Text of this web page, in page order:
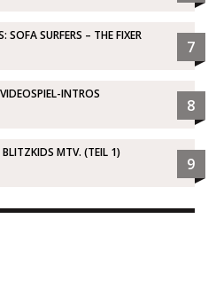
SOFA SURFERS – THE FIXER
7
INTROS
8
MTV. (TEIL 1)
9